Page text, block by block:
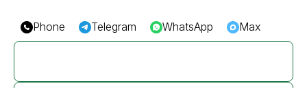
Phone Telegram WhatsApp Max